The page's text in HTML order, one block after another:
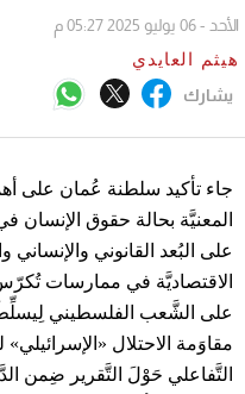
يشارك
الأحد - 06 يوليو 2025 05:27 م
هيثم العايدي
جاء تأكيد سلطنة عُمان على
المعنيَّة بحالة حقوق الإنسان
على البُعد القانوني
الاقتصاديَّة في ممارسات تُكرّس
على الشَّعب الفلسطيني
مقاوَمة الاحتلال